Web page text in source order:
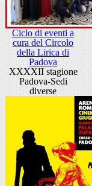
Ciclo di eventi a
cura del Circolo
della Lirica di
Padova
XXXXII stagione
Padova-Sedi
diverse